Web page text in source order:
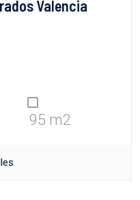
Valencia
95 m2